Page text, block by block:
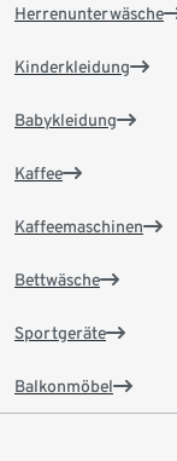
Herrenunterwäsche
Kinderkleidung
Babykleidung
Kaffee
Kaffeemaschinen
Bettwäsche
Sportgeräte
Balkonmöbel